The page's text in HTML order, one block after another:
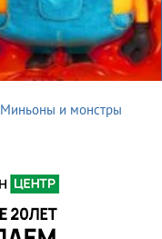
Миньоны и монстры